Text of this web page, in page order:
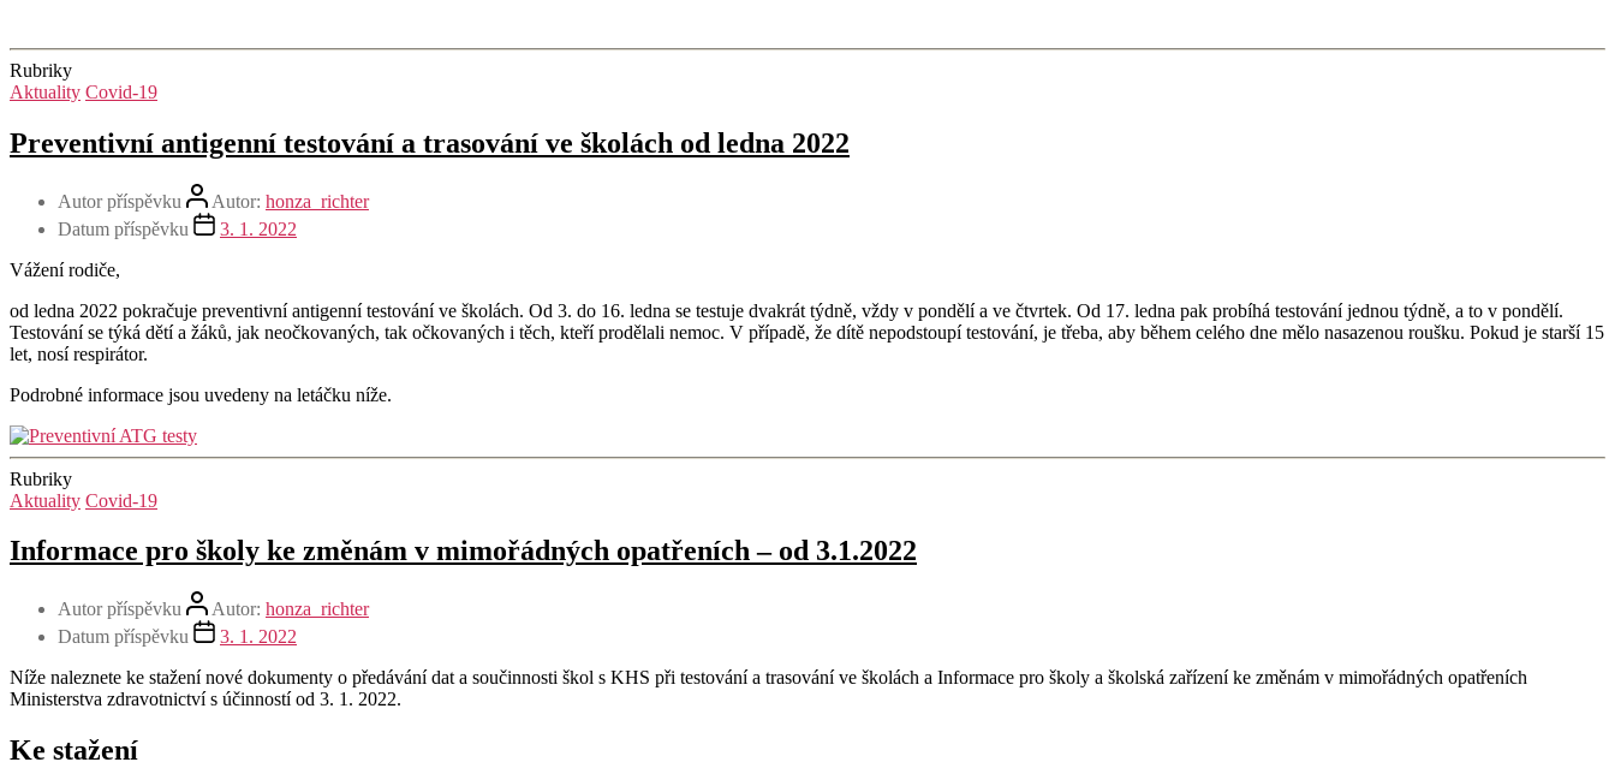
Rubriky
Aktuality Covid-19
Preventivní antigenní testování a trasování ve školách od ledna 2022
Autor příspěvku Autor: honza_richter
Datum příspěvku
3. 1. 2022
Vážení rodiče,
od ledna 2022 pokračuje preventivní antigenní testování ve školách. Od 3. do 16. ledna se testuje dvakrát týdně, vždy v pondělí a ve čtvrtek. Od 17. ledna pak probíhá testování jednou týdně, a to v pondělí.
Testování se týká dětí a žáků, jak neočkovaných, tak očkovaných i těch, kteří prodělali nemoc. V případě, že dítě nepodstoupí testování, je třeba, aby během celého dne mělo nasazenou roušku. Pokud je starší 15
let, nosí respirátor.
Podrobné informace jsou uvedeny na letáčku níže.
Rubriky
Aktuality Covid-19
Informace pro školy ke změnám v mimořádných opatřeních – od 3.1.2022
Autor příspěvku Autor: honza_richter
Datum příspěvku
3. 1. 2022
Níže naleznete ke stažení nové dokumenty o předávání dat a součinnosti škol s KHS při testování a trasování ve školách a Informace pro školy a školská zařízení ke změnám v mimořádných opatřeních
Ministerstva zdravotnictví s účinností od 3. 1. 2022.
Ke stažení